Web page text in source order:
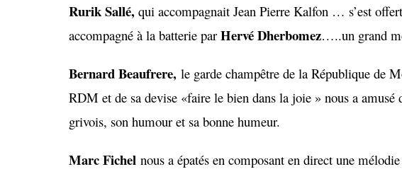
Rurik Sallé, qui accompagnait Jean Pierre Kalfon … s’est
accompagné à la batterie par Hervé Dherbomez…..un grand
Bernard Beaufrere, le garde champêtre de la République de
RDM et de sa devise «faire le bien dans la joie » nous a amusé
grivois, son humour et sa bonne humeur.
Marc Fichel nous a épatés en composant en direct une